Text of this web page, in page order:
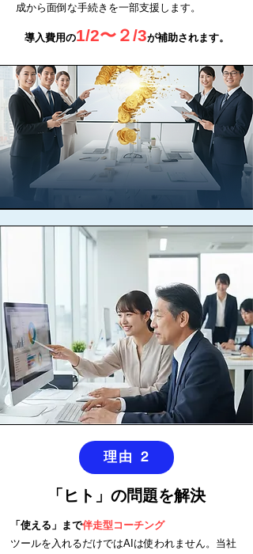
成から面倒な手続きを一部支援します。
導入費用の1/2〜２/3が補助されます。
理由 2
「ヒト」の問題を解決
「使える」まで伴走型コーチング
ツールを入れるだけではAIは使われません。当社